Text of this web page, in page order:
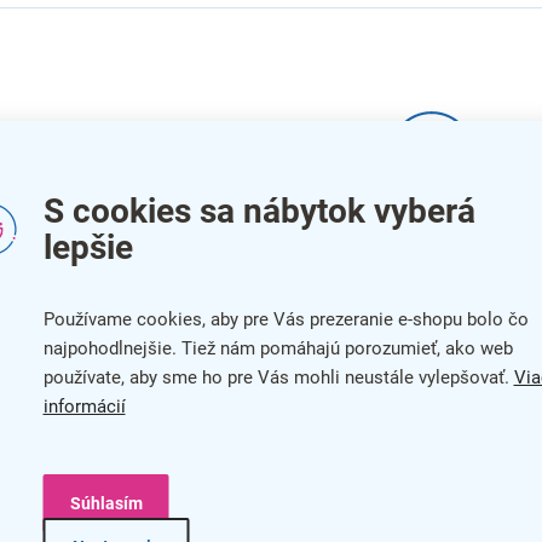
S cookies sa nábytok vyberá
lepšie
Používame cookies, aby pre Vás prezeranie e-shopu bolo čo
najpohodlnejšie. Tiež nám pomáhajú porozumieť, ako web
používate, aby sme ho pre Vás mohli neustále vylepšovať.
informácií
Súhlasím
Produkty ešte len
Späť do obchodu